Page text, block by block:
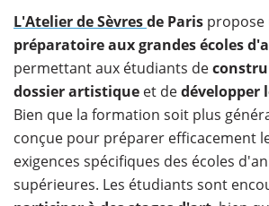
L'Atelier de Sèvresde Paris propose
préparatoire aux grandes écoles
permettant aux étudiants de
dossier artistique et dedévelopper
Bien que la formation soit plus
conçue pour préparer efficacement
exigences spécifiques des écoles
supérieures. Les étudiants sont